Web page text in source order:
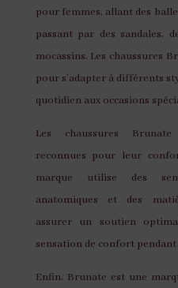
pour femmes, allant des
passant par des sandales,
mocassins. Les chaussures
pour s’adapter à différents
quotidien aux occasions
Les chaussures
reconnues pour leur
marque utilise des
anatomiques et des
assurer un soutien
sensation de confort
Enfin, Brunate est une